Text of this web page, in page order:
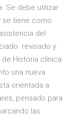
Se debe utilizar
se tiene como
del
revisado y
Historia clínica
una nueva
orientada a
pensado para
las